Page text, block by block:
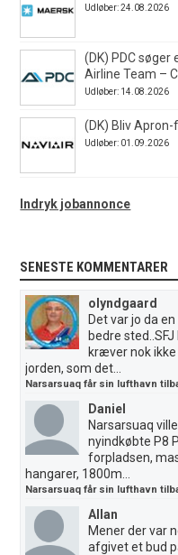
Udløber: 24.08.2026
(DK) PDC
Airline Team –
Udløber: 14.08.2026
(DK) Bliv
Udløber: 01.09.2026
Indryk jobannonce
SENESTE KOMMENTARER
olyndgaard
Det var jo da
bedre
kræver nok
jorden, som det...
Narsarsuaq får sin lufthavn
Daniel
Narsarsuaq
nyindkøbte P8
forpladsen,
hangarer, 1800m...
Narsarsuaq får sin lufthavn
Allan
Mener der var
afgivet et bud